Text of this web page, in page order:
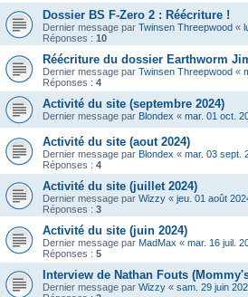
Dossier BS F-Zero 2 : Réécriture !
Dernier message par Twinsen Threepwood «
Réponses : 10
Réécriture du dossier Earthworm
Dernier message par Twinsen Threepwood «
Réponses : 4
Activité du site (septembre 2024)
Dernier message par Blondex « mar. 01 oct.
Activité du site (aout 2024)
Dernier message par Blondex « mar. 03 sept.
Réponses : 4
Activité du site (juillet 2024)
Dernier message par Wizzy « jeu. 01 août
Réponses : 3
Activité du site (juin 2024)
Dernier message par MadMax « mar. 16 juil.
Réponses : 5
Interview de Nathan Fouts
Dernier message par Wizzy « sam. 29 juin